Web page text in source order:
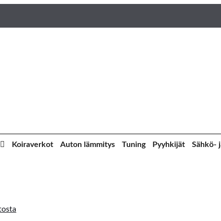
Koiraverkot Auton lämmitys Tuning Pyyhkijät Sähkö-